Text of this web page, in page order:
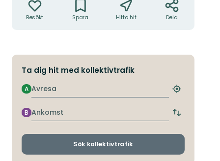
Besökt Spara Hitta hit Dela
Ta dig hit med kollektivtrafik
Avresa
A
Hitta
hållplats
Ankomst
B
Byt
och
Sök kollektivtrafik